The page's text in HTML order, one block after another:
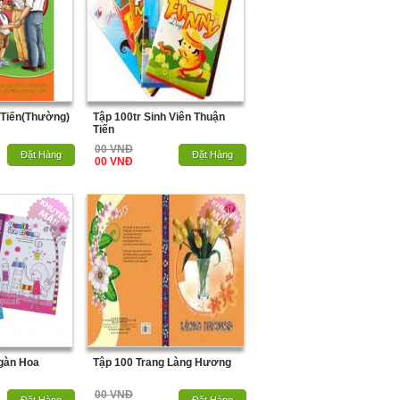
Hết Hàng
Đặt Hàng
Tập 100tr Sinh Viên Thuận
Tiến
00 VNĐ
00 VNĐ
Hết Hàng
Đặt Hàng
Hoa Tập 100 Trang Làng Hương
00 VNĐ